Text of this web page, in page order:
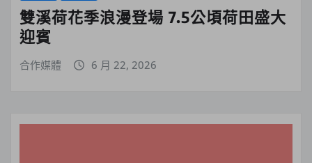
雙溪荷花季浪漫登場 7.5公頃荷田盛大
迎賓
合作媒體 6 月 22, 2026